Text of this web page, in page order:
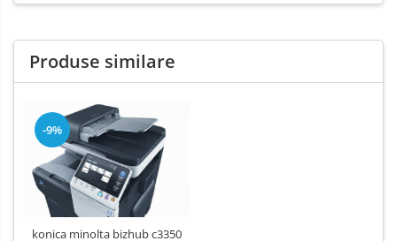
Produse similare
-9%
konica minolta bizhub c3350